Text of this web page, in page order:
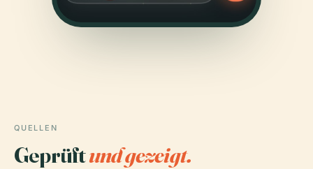
QUELLEN
Geprüftund gezeigt.